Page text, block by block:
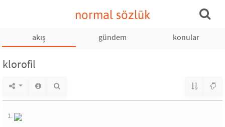
normal sözlük
akış gündem konular
klorofil
1.